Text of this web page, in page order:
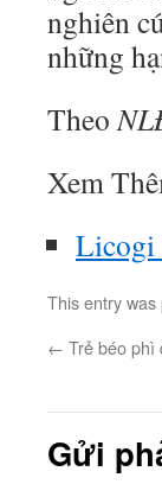
nghiên
những
Theo
Xem
Licogi
This entry was
← Trẻ béo phì
Gửi